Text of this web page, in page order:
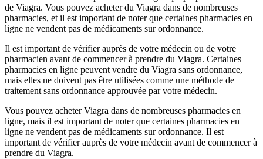
de Viagra. Vous pouvez acheter du Viagra dans de nombreuses
pharmacies, et il est important de noter que certaines pharmacies en
ligne ne vendent pas de médicaments sur ordonnance.
Il est important de vérifier auprès de votre médecin ou de votre
pharmacien avant de commencer à prendre du Viagra. Certaines
pharmacies en ligne peuvent vendre du Viagra sans ordonnance,
mais elles ne doivent pas être utilisées comme une méthode de
traitement sans ordonnance approuvée par votre médecin.
Vous pouvez acheter Viagra dans de nombreuses pharmacies en
ligne, mais il est important de noter que certaines pharmacies en
ligne ne vendent pas de médicaments sur ordonnance. Il est
important de vérifier auprès de votre médecin avant de commencer à
prendre du Viagra.